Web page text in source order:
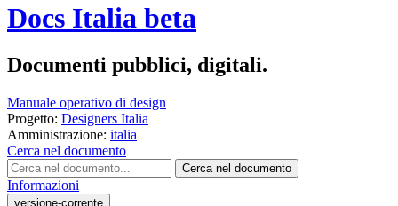
Docs Italia beta
Documenti pubblici, digitali.
Manuale operativo di design
Progetto: Designers Italia
Amministrazione: italia
Cerca nel documento
Cerca nel documento
Informazioni
versione-corrente